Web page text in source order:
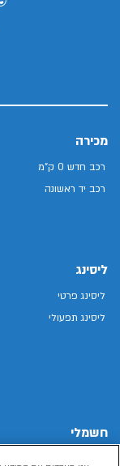
מכירה
רכב חדש 0 ק"מ
רכב יד ראשונה
ליסינג
ליסינג פרטי
ליסינג תפעולי
חשמלי